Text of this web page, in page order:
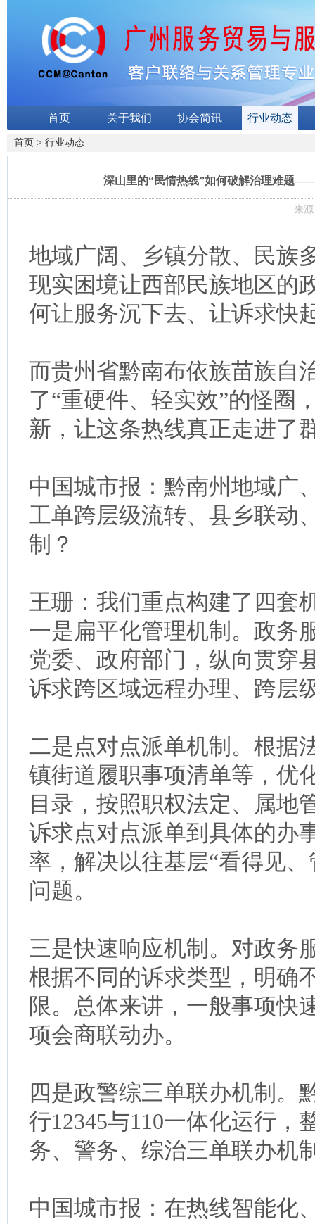
首页 关于我们 协会简讯 行业动态
首页 > 行业动态
深山里的“民情热线”如何破解治理难题
来
地域广阔、乡镇分散、民族
现实困境让西部民族地区的
何让服务沉下去、让诉求快
而贵州省黔南布依族苗族自
了“重硬件、轻实效”的怪圈
新，让这条热线真正走进了
中国城市报：黔南州地域广
工单跨层级流转、县乡联动
制？
王珊：我们重点构建了四套
一是扁平化管理机制。政务
党委、政府部门，纵向贯穿
诉求跨区域远程办理、跨层
二是点对点派单机制。根据
镇街道履职事项清单等，优
目录，按照职权法定、属地
诉求点对点派单到具体的办
率，解决以往基层“看得见
问题。
三是快速响应机制。对政务
根据不同的诉求类型，明确
限。总体来讲，一般事项快
项会商联动办。
四是政警综三单联办机制。
行12345与110一体化运行
务、警务、综治三单联办机
中国城市报：在热线智能化